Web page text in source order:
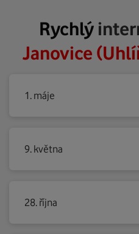
Rychlý
Janovice
1. máje
9. května
28. října